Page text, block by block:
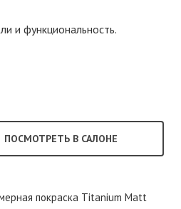
и функциональность.
ПОСМОТРЕТЬ В САЛОНЕ
покраска Titanium Matt